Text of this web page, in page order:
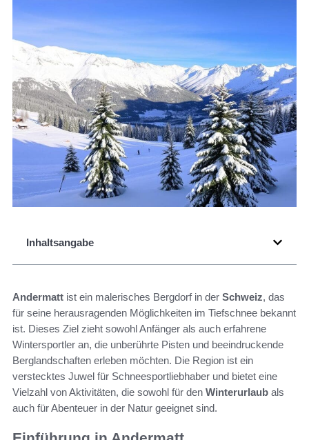
Inhaltsangabe
Andermatt ist ein malerisches Bergdorf in der Schweiz, das
für seine herausragenden Möglichkeiten im Tiefschnee bekannt
ist. Dieses Ziel zieht sowohl Anfänger als auch erfahrene
Wintersportler an, die unberührte Pisten und beeindruckende
Berglandschaften erleben möchten. Die Region ist ein
verstecktes Juwel für Schneesportliebhaber und bietet eine
Vielzahl von Aktivitäten, die sowohl für den Winterurlaub als
auch für Abenteuer in der Natur geeignet sind.